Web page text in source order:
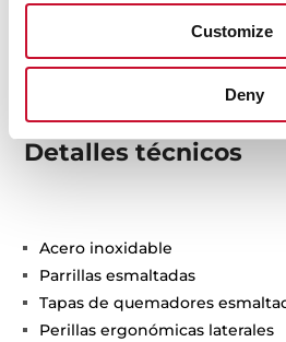
Customize
Deny
Detalles técnicos
Acero inoxidable
Parrillas esmaltadas
Tapas de quemadores
Perillas ergonómicas laterales